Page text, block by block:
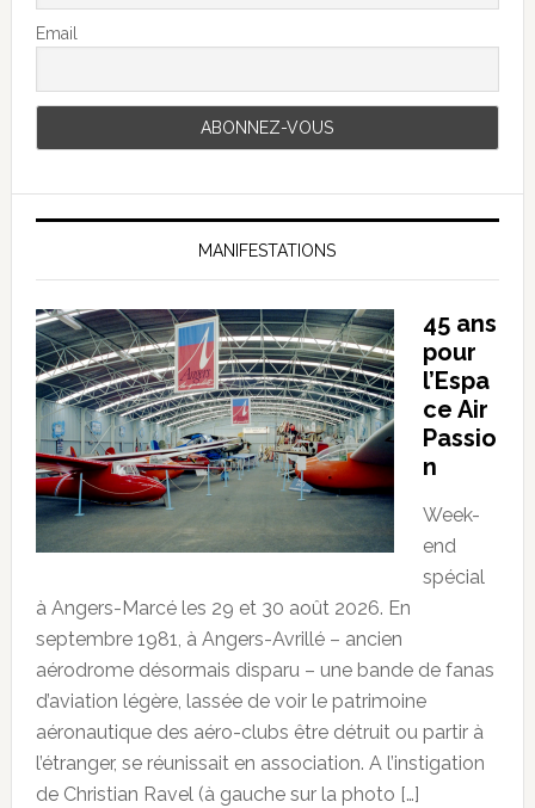
Email
MANIFESTATIONS
45 ans
pour
l’Espa
ce Air
Passio
n
Week-
end
spécial
à Angers-Marcé les 29 et 30 août 2026. En
septembre 1981, à Angers-Avrillé – ancien
aérodrome désormais disparu – une bande de fanas
d’aviation légère, lassée de voir le patrimoine
aéronautique des aéro-clubs être détruit ou partir à
l’étranger, se réunissait en association. A l’instigation
de Christian Ravel (à gauche sur la photo […]